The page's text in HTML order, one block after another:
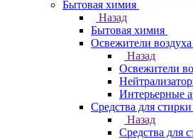
Бытовая химия
Назад
Бытовая химия
Освежители воздуха
Назад
Освежители
Интерьерные
Средства для
Назад
Средства для